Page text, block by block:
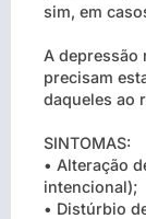
sim, em
A depressão
precisam
daqueles ao
SINTOMAS:
• Alteração
intencional);
• Distúrbio